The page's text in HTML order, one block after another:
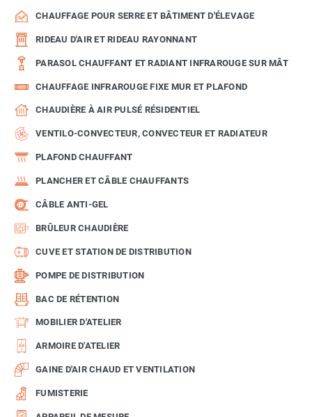
CHAUFFAGE POUR SERRE ET BÂTIMENT D'ÉLEVAGE
RIDEAU D'AIR ET RIDEAU RAYONNANT
PARASOL CHAUFFANT ET RADIANT INFRAROUGE SUR MÂT
CHAUFFAGE INFRAROUGE FIXE MUR ET PLAFOND
CHAUDIÈRE À AIR PULSÉ RÉSIDENTIEL
VENTILO-CONVECTEUR, CONVECTEUR ET RADIATEUR
PLAFOND CHAUFFANT
PLANCHER ET CÂBLE CHAUFFANTS
CÂBLE ANTI-GEL
BRÛLEUR CHAUDIÈRE
CUVE ET STATION DE DISTRIBUTION
POMPE DE DISTRIBUTION
BAC DE RÉTENTION
MOBILIER D'ATELIER
ARMOIRE D'ATELIER
GAINE D'AIR CHAUD ET VENTILATION
FUMISTERIE